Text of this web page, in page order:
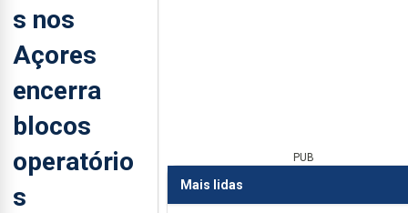
s nos
Açores
encerra
blocos
operatório
s
PUB
Mais lidas